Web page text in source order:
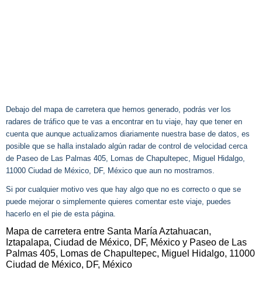
Debajo del mapa de carretera que hemos generado, podrás ver los
radares de tráfico que te vas a encontrar en tu viaje, hay que tener en
cuenta que aunque actualizamos diariamente nuestra base de datos, es
posible que se halla instalado algún radar de control de velocidad cerca
de Paseo de Las Palmas 405, Lomas de Chapultepec, Miguel Hidalgo,
11000 Ciudad de México, DF, México que aun no mostramos.
Si por cualquier motivo ves que hay algo que no es correcto o que se
puede mejorar o simplemente quieres comentar este viaje, puedes
hacerlo en el pie de esta página.
Mapa de carretera entre Santa María Aztahuacan,
Iztapalapa, Ciudad de México, DF, México y Paseo de Las
Palmas 405, Lomas de Chapultepec, Miguel Hidalgo, 11000
Ciudad de México, DF, México